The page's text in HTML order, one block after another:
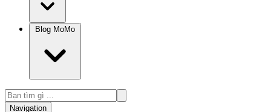
Blog MoMo
Navigation